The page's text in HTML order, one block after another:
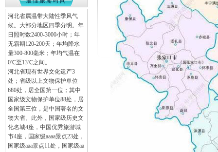
河北省属温带大陆性季风气
候。大部分地区四季分明。年
日照时数2400-3000小时；年
无霜期120-200天；年均降水
量300-800毫米；年均气温在
0℃至13℃之间。
河北省现有世界文化遗产3
处；省级以上文物保护单位
680处，居全国第一位；其中
国家级文物保护单位88处，居
全国第三位，是中国著名的文
物大省。此外，国家级历史文
化名城4座，中国优秀旅游城
市4座，国家级aaaa景点23处，
国家级aaa景点11处，国家级aa